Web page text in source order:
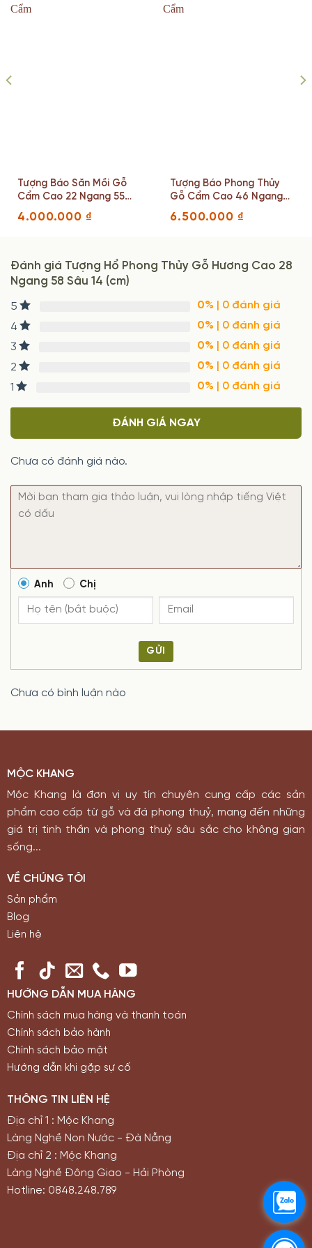
Tượng Báo Săn Mồi Gỗ
Cẩm Cao 22 Ngang 55
Sâu 18 (cm)
4.000.000 ₫
Tượng Báo Phong Thủy
Gỗ Cẩm Cao 46 Ngang
55 Sâu 24(cm)
6.500.000 ₫
Đánh giá Tượng Hổ Phong Thủy Gỗ Hương Cao 28
Ngang 58 Sâu 14 (cm)
5 0% | 0 đánh giá
4
0% | 0 đánh giá
3
0% | 0 đánh giá
2
0% | 0 đánh giá
1
0% | 0 đánh giá
ĐÁNH GIÁ NGAY
Chưa có đánh giá nào.
Anh Chị
GỬI
Chưa có bình luận nào
MỘC KHANG
Mộc Khang là đơn vị uy tín chuyên cung cấp các sản
phẩm cao cấp từ gỗ và đá phong thuỷ, mang đến những
giá trị tinh thần và phong thuỷ sâu sắc cho không gian
sống...
VỀ CHÚNG TÔI
Sản phẩm
Blog
Liên hệ
HƯỚNG DẪN MUA HÀNG
Chính sách mua hàng và thanh toán
Chính sách bảo hành
Chính sách bảo mật
Hướng dẫn khi gặp sự cố
THÔNG TIN LIÊN HỆ
Địa chỉ 1 : Mộc Khang
Làng Nghề Non Nước - Đà Nẵng
Địa chỉ 2 : Mộc Khang
Làng Nghề Đông Giao - Hải Phòng
Hotline: 0848.248.789